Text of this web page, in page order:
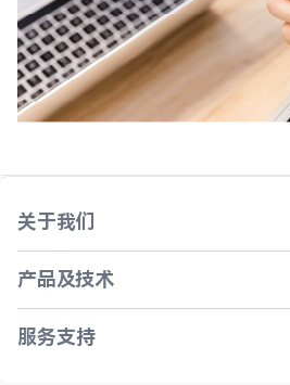
关于我们
产品及技术
服务支持